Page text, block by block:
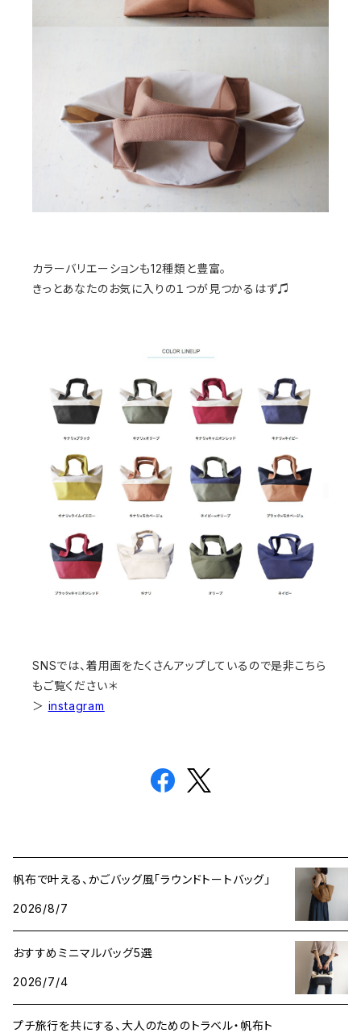
カラーバリエーションも12種類と豊富。
きっとあなたのお気に入りの１つが見つかるはず♫
SNSでは、着用画をたくさんアップしているので是非こちら
もご覧ください＊
＞ instagram
帆布で叶える、かごバッグ風「ラウンドトートバッグ」
2026/8/7
おすすめミニマルバッグ5選
2026/7/4
プチ旅行を共にする、大人のためのトラベル・帆布ト